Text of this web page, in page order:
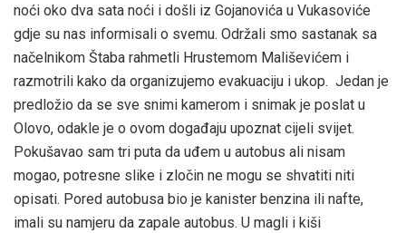
noći oko dva sata noći i došli iz Gojanovića u Vukasoviće
gdje su nas informisali o svemu. Održali smo sastanak sa
načelnikom Štaba rahmetli Hrustemom Mališevićem i
razmotrili kako da organizujemo evakuaciju i ukop. Jedan je
predložio da se sve snimi kamerom i snimak je poslat u
Olovo, odakle je o ovom događaju upoznat cijeli svijet.
Pokušavao sam tri puta da uđem u autobus ali nisam
mogao, potresne slike i zločin ne mogu se shvatiti niti
opisati. Pored autobusa bio je kanister benzina ili nafte,
imali su namjeru da zapale autobus. U magli i kiši